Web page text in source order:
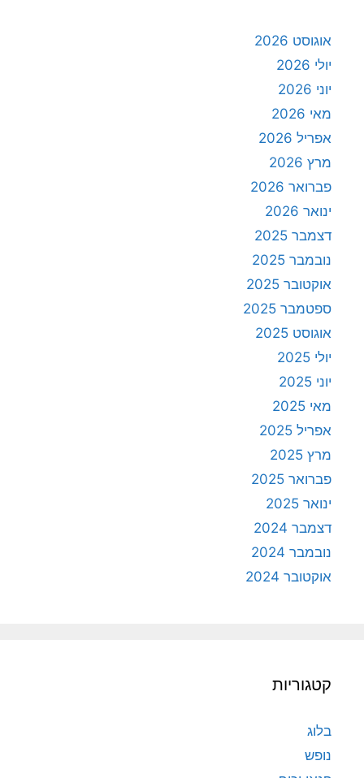
אוגוסט 2026
יולי 2026
יוני 2026
מאי 2026
אפריל 2026
מרץ 2026
פברואר 2026
ינואר 2026
דצמבר 2025
נובמבר 2025
אוקטובר 2025
ספטמבר 2025
אוגוסט 2025
יולי 2025
יוני 2025
מאי 2025
אפריל 2025
מרץ 2025
פברואר 2025
ינואר 2025
דצמבר 2024
נובמבר 2024
אוקטובר 2024
קטגוריות
בלוג
נופש